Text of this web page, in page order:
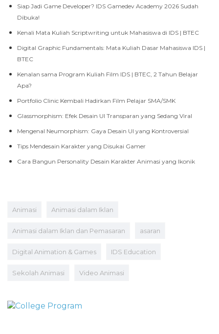
Siap Jadi Game Developer? IDS Gamedev Academy 2026 Sudah
Dibuka!
Kenali Mata Kuliah Scriptwriting untuk Mahasiswa di IDS | BTEC
Digital Graphic Fundamentals: Mata Kuliah Dasar Mahasiswa IDS |
BTEC
Kenalan sama Program Kuliah Film IDS | BTEC, 2 Tahun Belajar
Apa?
Portfolio Clinic Kembali Hadirkan Film Pelajar SMA/SMK
Glassmorphism: Efek Desain UI Transparan yang Sedang Viral
Mengenal Neumorphism: Gaya Desain UI yang Kontroversial
Tips Mendesain Karakter yang Disukai Gamer
Cara Bangun Personality Desain Karakter Animasi yang Ikonik
Animasi Animasi dalam Iklan
Animasi dalam Iklan dan Pemasaran asaran
Digital Animation & Games IDS Education
Sekolah Animasi Video Animasi